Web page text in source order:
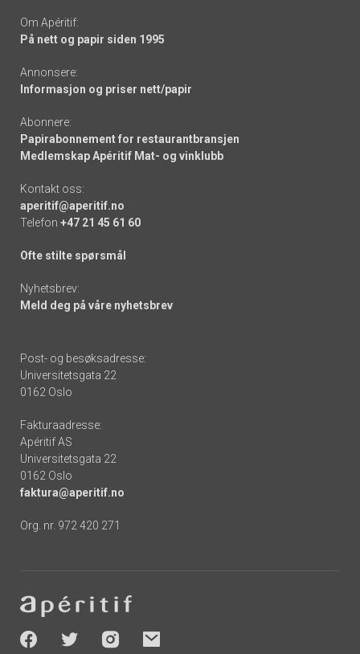
Om Apéritif:
På nett og papir siden 1995
Annonsere:
Informasjon og priser nett/papir
Abonnere:
Papirabonnement for restaurantbransjen
Medlemskap Apéritif Mat- og vinklubb
Kontakt oss:
aperitif@aperitif.no
Telefon +47 21 45 61 60
Ofte stilte spørsmål
Nyhetsbrev:
Meld deg på våre nyhetsbrev
Post- og besøksadresse:
Universitetsgata 22
0162 Oslo
Fakturaadresse:
Apéritif AS
Universitetsgata 22
0162 Oslo
faktura@aperitif.no
Org. nr. 972 420 271
-